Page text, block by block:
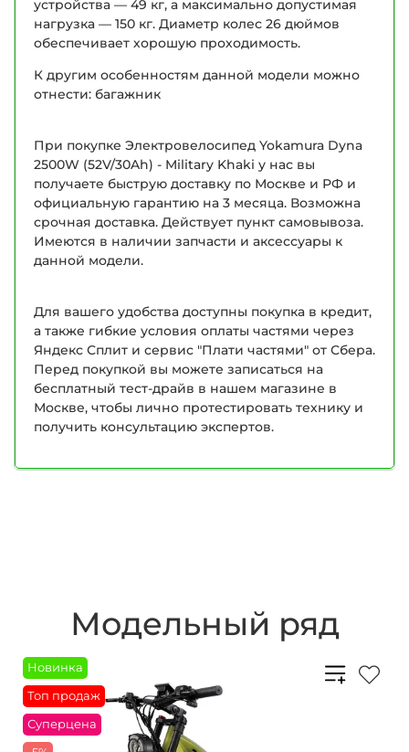
устройства — 49 кг, а максимально допустимая
нагрузка — 150 кг. Диаметр колес 26 дюймов
обеспечивает хорошую проходимость.
К другим особенностям данной модели можно
отнести: багажник
При покупке Электровелосипед Yokamura Dyna
2500W (52V/30Ah) - Military Khaki у нас вы
получаете быструю доставку по Москве и РФ и
официальную гарантию на 3 месяца. Возможна
срочная доставка. Действует пункт самовывоза.
Имеются в наличии запчасти и аксессуары к
данной модели.
Для вашего удобства доступны покупка в кредит,
а также гибкие условия оплаты частями через
Яндекс Сплит и сервис "Плати частями" от Сбера.
Перед покупкой вы можете записаться на
бесплатный тест-драйв в нашем магазине в
Москве, чтобы лично протестировать технику и
получить консультацию экспертов.
Модельный ряд
Новинка
Топ продаж
Суперцена